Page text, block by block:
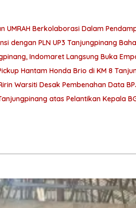
UMRAH Berkolaborasi Dalam
dengan PLN UP3 Tanjungpinang
Indomaret Langsung Buka
Hantam Honda Brio di KM 8
Warsiti Desak Pembenahan Data
atas Pelantikan Kepala